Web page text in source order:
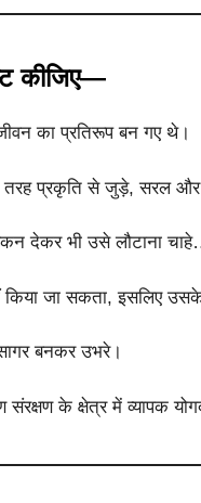
कीजिए—
का प्रतिरूप बन गए थे।
तरह प्रकृति से जुड़े, सरल और
देकर भी उसे लौटाना
किया जा सकता, इसलिए
बनकर उभरे।
संरक्षण के क्षेत्र में व्यापक